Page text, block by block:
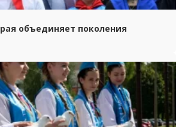
объединяет поколения